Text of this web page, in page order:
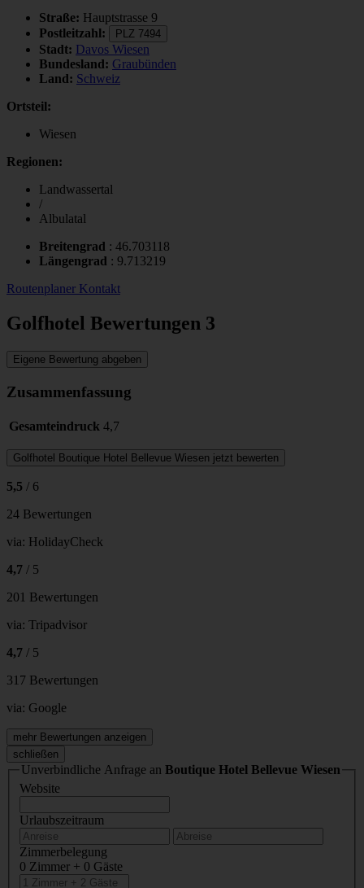
Straße: Hauptstrasse 9
Postleitzahl:
PLZ 7494
Stadt: Davos Wiesen
Bundesland: Graubünden
Land: Schweiz
Ortsteil:
Wiesen
Regionen:
Landwassertal
/
Albulatal
Breitengrad : 46.703118
Längengrad : 9.713219
Routenplaner Kontakt
Golfhotel Bewertungen 3
Eigene Bewertung abgeben
Zusammenfassung
Gesamteindruck 4,7
Golfhotel Boutique Hotel Bellevue Wiesen jetzt bewerten
5,5 / 6
24 Bewertungen
via: HolidayCheck
4,7 / 5
201 Bewertungen
via: Tripadvisor
4,7 / 5
317 Bewertungen
via: Google
mehr Bewertungen anzeigen
schließen
Unverbindliche Anfrage an Boutique Hotel Bellevue Wiesen
Website
Urlaubszeitraum
Zimmerbelegung
0 Zimmer + 0 Gäste